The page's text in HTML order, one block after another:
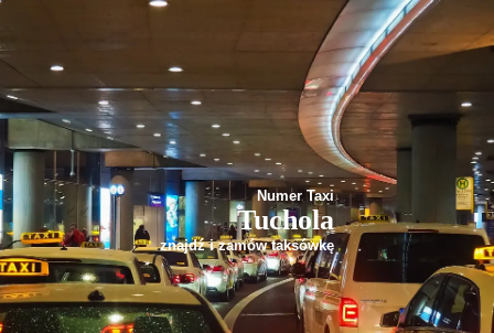
Numer Taxi
Tuchola
znajdź i zamów taksówkę